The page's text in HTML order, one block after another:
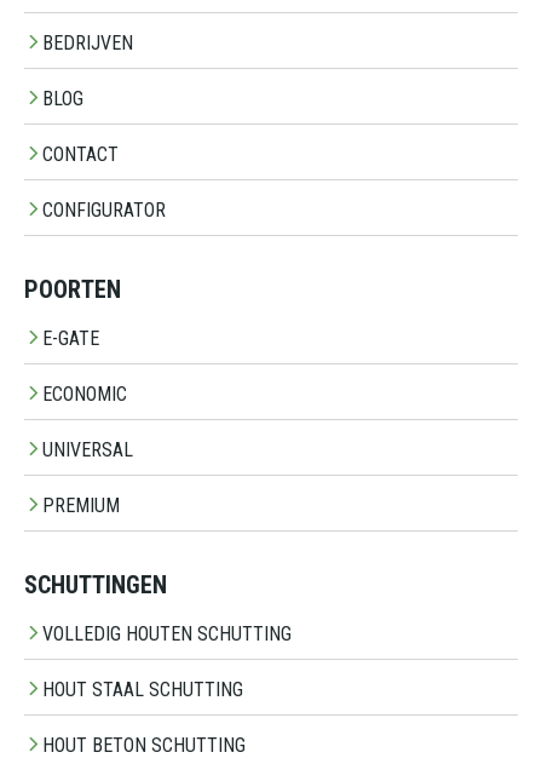
BEDRIJVEN
BLOG
CONTACT
CONFIGURATOR
POORTEN
E-GATE
ECONOMIC
UNIVERSAL
PREMIUM
SCHUTTINGEN
VOLLEDIG HOUTEN SCHUTTING
HOUT STAAL SCHUTTING
HOUT BETON SCHUTTING